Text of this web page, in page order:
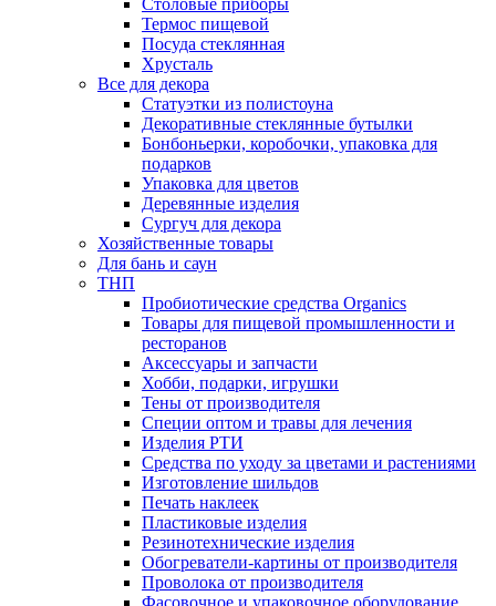
Столовые приборы
Термос пищевой
Посуда стеклянная
Хрусталь
Все для декора
Статуэтки из полистоуна
Декоративные стеклянные бутылки
Бонбоньерки, коробочки, упаковка для
подарков
Упаковка для цветов
Деревянные изделия
Сургуч для декора
Хозяйственные товары
Для бань и саун
ТНП
Пробиотические средства Organics
Товары для пищевой промышленности и
ресторанов
Аксессуары и запчасти
Хобби, подарки, игрушки
Тены от производителя
Специи оптом и травы для лечения
Изделия РТИ
Средства по уходу за цветами и растениями
Изготовление шильдов
Печать наклеек
Пластиковые изделия
Резинотехнические изделия
Обогреватели-картины от производителя
Проволока от производителя